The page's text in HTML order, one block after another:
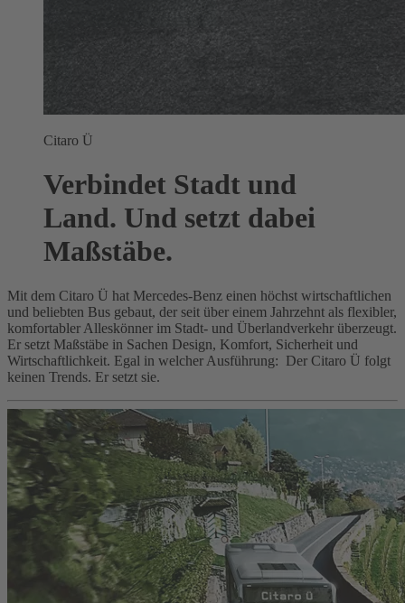
Citaro Ü
Verbindet Stadt und
Land. Und setzt dabei
Maßstäbe.
Mit dem Citaro Ü hat Mercedes-Benz einen höchst wirtschaftlichen
und beliebten Bus gebaut, der seit über einem Jahrzehnt als flexibler,
komfortabler Alleskönner im Stadt- und Überlandverkehr überzeugt.
Er setzt Maßstäbe in Sachen Design, Komfort, Sicherheit und
Wirtschaftlichkeit. Egal in welcher Ausführung: Der Citaro Ü folgt
keinen Trends. Er setzt sie.